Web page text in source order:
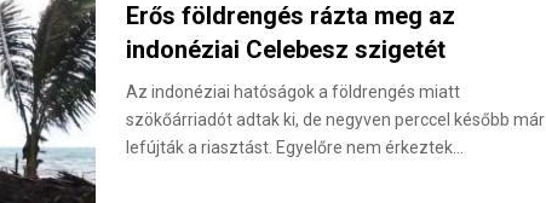
Erős földrengés rázta meg az
indonéziai Celebesz szigetét
Az indonéziai hatóságok a földrengés miatt
szökőárriadót adtak ki, de negyven perccel később már
lefújták a riasztást. Egyelőre nem érkeztek…